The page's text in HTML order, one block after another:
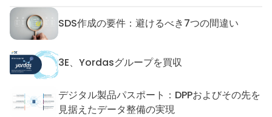
SDS作成の要件：避けるべき7つの間違い
SDS作成の要件：避けるべき7
3E、Yordasグループを買収3E、Yordasグループを買収
デジタル製品パスポート：DPPおよびその先を
見据えたデータ整備の実現デジタル製品パスポート：